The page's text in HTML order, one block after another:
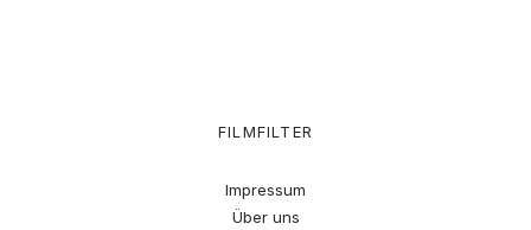
FILMFILTER
Impressum
Über uns